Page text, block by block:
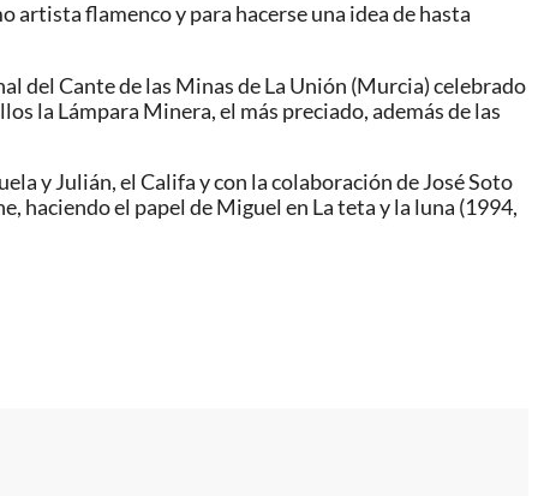
artista flamenco y para hacerse una idea de hasta
del Cante de las Minas de La Unión (Murcia) celebrado
la Lámpara Minera, el más preciado, además de las
y Julián, el Califa y con la colaboración de José Soto
haciendo el papel de Miguel en La teta y la luna (1994,